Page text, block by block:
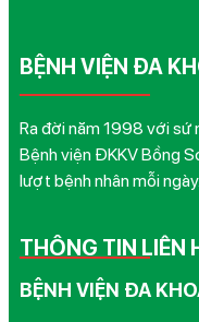
BỆNH VIỆN ĐA
Ra đời năm 1998 với sứ
Bệnh viện ĐKKV Bồng
lượt bệnh nhân mỗi ngày.
THÔNG TIN LIÊN
BỆNH VIỆN ĐA